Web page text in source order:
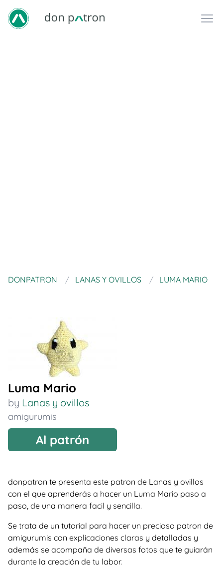
DONPATRON LANAS Y OVILLOS LUMA MARIO
Luma Mario
by Lanas y ovillos
amigurumis
Al patrón
donpatron te presenta este patron de Lanas y ovillos
con el que aprenderás a hacer un Luma Mario paso a
paso, de una manera facil y sencilla.
Se trata de un tutorial para hacer un precioso patron de
amigurumis con explicaciones claras y detalladas y
además se acompaña de diversas fotos que te guiarán
durante la creación de tu labor.